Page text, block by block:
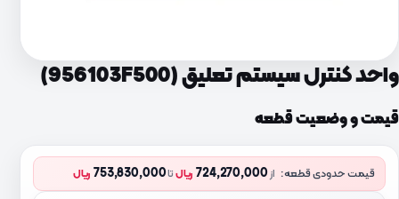
واحد کنترل سیستم تعلیق (956103F500)
قیمت و وضعیت قطعه
قیمت حدودی قطعه: از724,270,000 ریالتا753,830,000 ریال